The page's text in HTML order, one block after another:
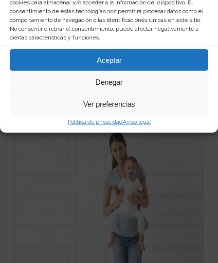
cookies para almacenar y/o acceder a la información del dispositivo. El
consentimiento de estas tecnologías nos permitirá procesar datos como el
comportamiento de navegación o las identificaciones únicas en este sitio.
No consentir o retirar el consentimiento, puede afectar negativamente a
ciertas características y funciones.
Aceptar
Denegar
Ver preferencias
Política de privacidadAviso legal
bebe
En la actualidad, el uso del chupete por parte de los
más pequeños está completamente extendido y no...
Leer más
10 €
Ver producto